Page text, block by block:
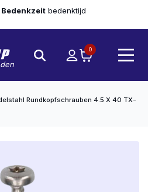
Bedenkzeitbedenktijd
0
Rundkopfschrauben 4.5 X 40 TX-